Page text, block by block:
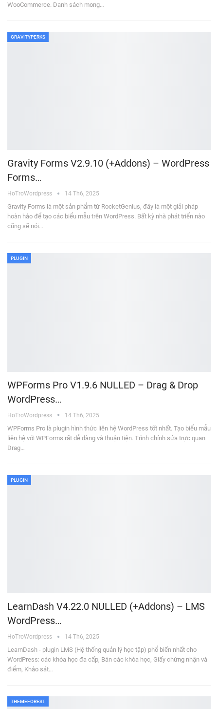
WooCommerce. Danh sách mong…
GRAVITYPERKS
Gravity Forms V2.9.10 (+Addons) – WordPress
Forms…
HoTroWordpress 14 Th6, 2025
Gravity Forms là một sản phẩm từ RocketGenius, đây là một giải pháp
hoàn hảo để tạo các biểu mẫu trên WordPress. Bất kỳ nhà phát triển nào
cũng sẽ nói…
PLUGIN
WPForms Pro V1.9.6 NULLED – Drag & Drop
WordPress…
HoTroWordpress 14 Th6, 2025
WPForms Pro là plugin hình thức liên hệ WordPress tốt nhất. Tạo biểu mẫu
liên hệ với WPForms rất dễ dàng và thuận tiện. Trình chỉnh sửa trực quan
Drag…
PLUGIN
LearnDash V4.22.0 NULLED (+Addons) – LMS
WordPress…
HoTroWordpress 14 Th6, 2025
LearnDash - plugin LMS (Hệ thống quản lý học tập) phổ biến nhất cho
WordPress: các khóa học đa cấp, Bán các khóa học, Giấy chứng nhận và
điểm, Khảo sát…
THEMEFOREST